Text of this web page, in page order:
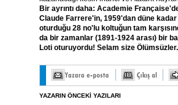
Bir ayrıntı daha: Academie
Claude Farrere'in, 1959'dan düne kadar
oturduğu 28 no'lu koltuğun tam
da bir zamanlar (1891-1924 arası) bir
Loti oturuyordu! Selam size
YAZARIN ÖNCEKİ YAZILARI